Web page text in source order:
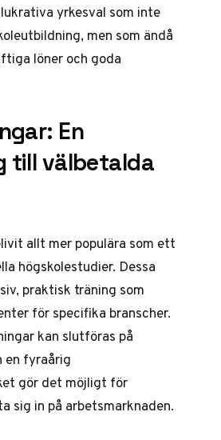
yrkesval som inte
men som ändå
löner och goda
En
till välbetalda
allt mer populära som ett
högskolestudier. Dessa
praktisk träning som
för specifika branscher.
kan slutföras på
fyraårig
gör det möjligt för
sig in på arbetsmarknaden.